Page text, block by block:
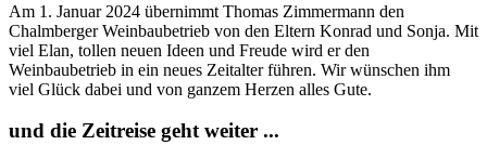
Am 1. Januar 2024 übernimmt Thomas Zimmermann den
Chalmberger Weinbaubetrieb von den Eltern Konrad und Sonja. Mit
viel Elan, tollen neuen Ideen und Freude wird er den
Weinbaubetrieb in ein neues Zeitalter führen. Wir wünschen ihm
viel Glück dabei und von ganzem Herzen alles Gute.
und die Zeitreise geht weiter ...